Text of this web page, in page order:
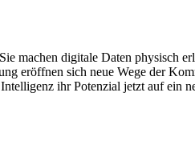
machen digitale Daten physisch
eröffnen sich neue Wege der
ihr Potenzial jetzt auf ein